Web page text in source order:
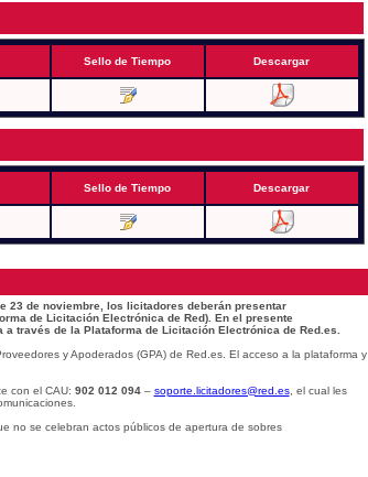
Sello de Tiempo Descargar
Sello de Tiempo Descargar
23 de noviembre, los licitadores deberán presentar
de Licitación Electrónica de Red). En el presente
través de la Plataforma de Licitación Electrónica de Red.es.
y Apoderados (GPA) de Red.es. El acceso a la plataforma y
con el CAU: 902 012 094– soporte.licitadores@red.es, el cual les
no se celebran actos públicos de apertura de sobres